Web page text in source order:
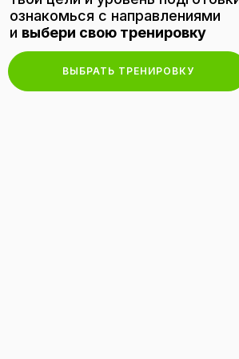
ознакомься с направлениями
и выбери свою тренировку
ВЫБРАТЬ ТРЕНИРОВКУ